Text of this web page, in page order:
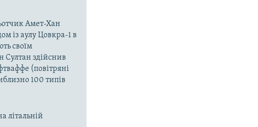
Амет-Хан
із аулу Цовкра-1 в
своїм
Султан здійснив
(повітряні
100 типів
літальній